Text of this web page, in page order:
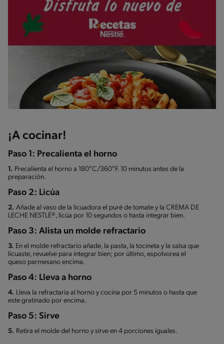
¡A cocinar!
Paso 1: Precalienta el horno
1. Precalienta el horno a 180°C/360°F. 10 minutos antes de la
preparación.
Paso 2: Licúa
2. Añade al vaso de la licuadora el puré de tomate y la CREMA DE
LECHE NESTLÉ®, licúa por 10 segundos o hasta integrar bien.
Paso 3: Alista un molde refractario
3. En el molde refractario añade, la pasta, la tocineta y la salsa que
licuaste, revuelve para integrar bien; por último, espolvorea el
queso parmesano encima.
Paso 4: Lleva a horno
4. Lleva la refractaria al horno y cocina por 5 minutos o hasta que
este gratinado por encima.
Paso 5: Sirve
5. Retira el molde del horno y sirve en 4 porciones iguales.